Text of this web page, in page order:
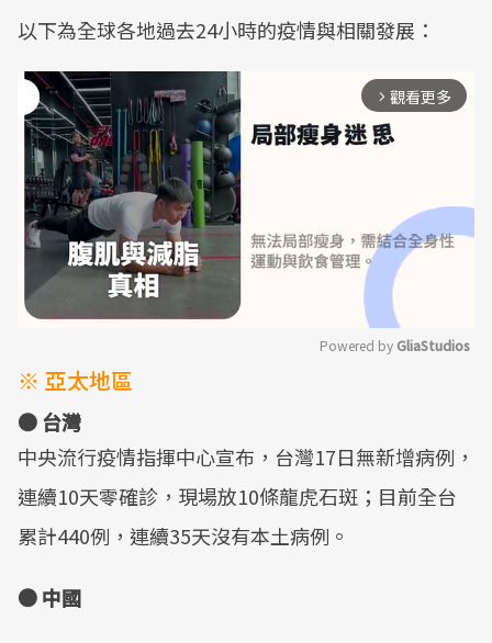
以下為全球各地過去24小時的疫情與相關發展：
arrow_forward_ios 觀看更多
Powered by GliaStudios
※ 亞太地區
● 台灣
中央流行疫情指揮中心宣布，台灣17日無新增病例，
連續10天零確診，現場放10條龍虎石斑；目前全台
累計440例，連續35天沒有本土病例。
● 中國